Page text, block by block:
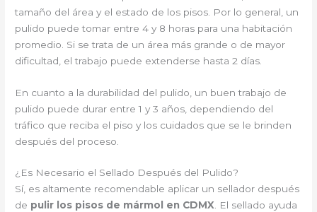
tamaño del área y el estado de los pisos. Por lo general, un
pulido puede tomar entre 4 y 8 horas para una habitación
promedio. Si se trata de un área más grande o de mayor
dificultad, el trabajo puede extenderse hasta 2 días.
En cuanto a la durabilidad del pulido, un buen trabajo de
pulido puede durar entre 1 y 3 años, dependiendo del
tráfico que reciba el piso y los cuidados que se le brinden
después del proceso.
¿Es Necesario el Sellado Después del Pulido?
Sí, es altamente recomendable aplicar un sellador después
de pulir los pisos de mármol en CDMX. El sellado ayuda